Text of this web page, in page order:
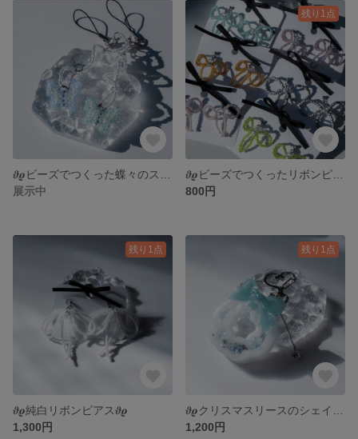
展示中
残り1点
800円
残り1点
𝝑𝝔純白リボンピアス𝝑𝝔
1,300円
残り1点
1,200円